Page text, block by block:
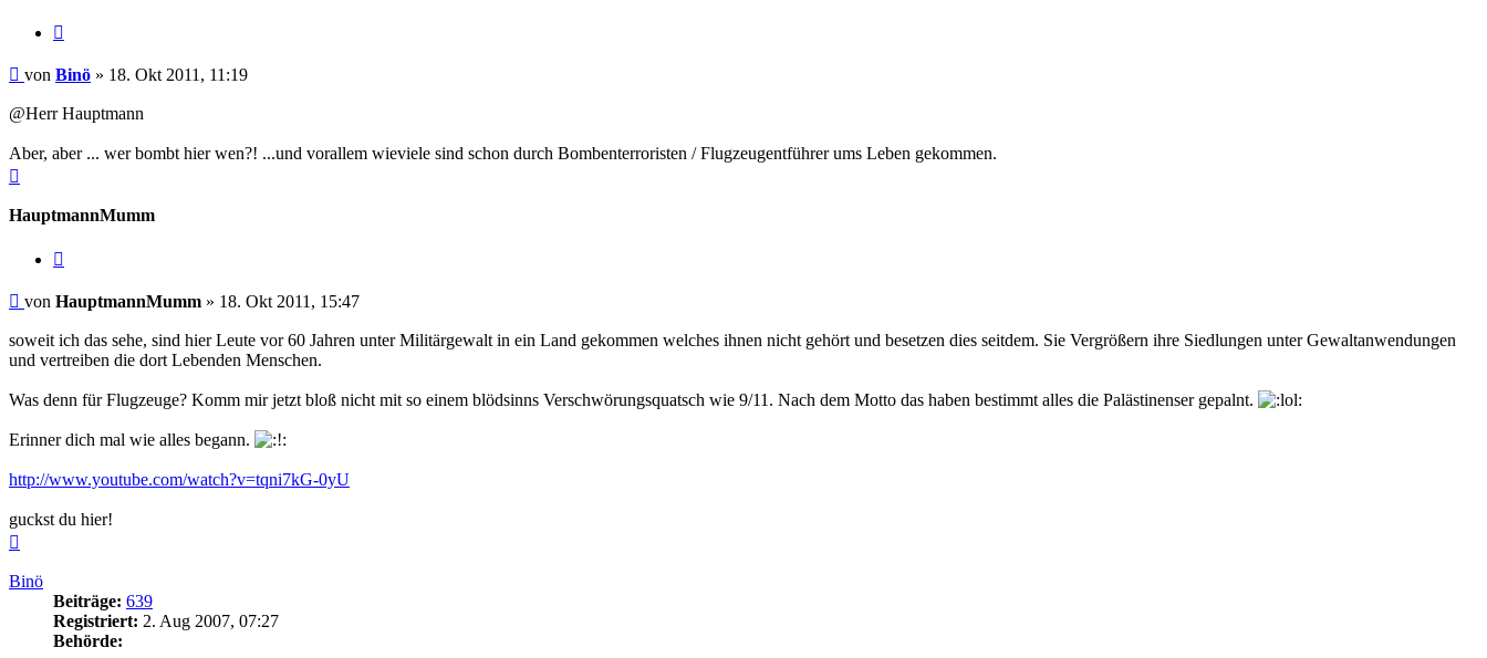
Beitrag
von Binö » 18. Okt 2011, 11:19
@Herr Hauptmann
Aber, aber ... wer bombt hier wen?! ...und vorallem wieviele sind schon durch Bombenterroristen / Flugzeugentführer ums Leben gekommen.
HauptmannMumm
Beitrag
von HauptmannMumm » 18. Okt 2011, 15:47
soweit ich das sehe, sind hier Leute vor 60 Jahren unter Militärgewalt in ein Land gekommen welches ihnen nicht gehört und besetzen dies seitdem. Sie Vergrößern ihre Siedlungen unter Gewaltanwendungen
und vertreiben die dort Lebenden Menschen.
Was denn für Flugzeuge? Komm mir jetzt bloß nicht mit so einem blödsinns Verschwörungsquatsch wie 9/11. Nach dem Motto das haben bestimmt alles die Palästinenser gepalnt.
Erinner dich mal wie alles begann.
http://www.youtube.com/watch?v=tqni7kG-0yU
guckst du hier!
Binö
Beiträge: 639
Registriert: 2. Aug 2007, 07:27
Behörde: